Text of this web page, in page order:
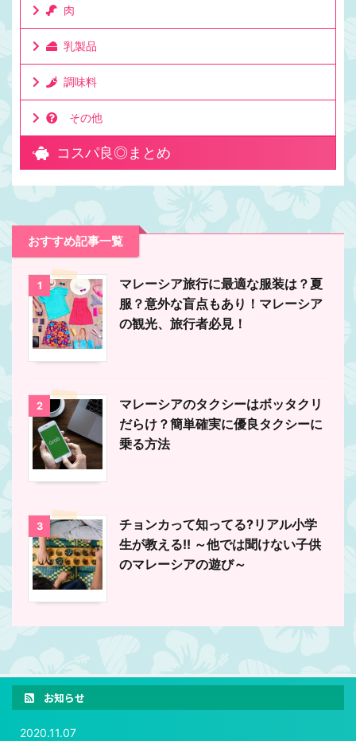
肉
乳製品
調味料
その他
コスパ良◎まとめ
おすすめ記事一覧
1
マレーシア旅行に最適な服装は？夏
服？意外な盲点もあり！マレーシア
の観光、旅行者必見！
2
マレーシアのタクシーはボッタクリ
だらけ？簡単確実に優良タクシーに
乗る方法
3
チョンカって知ってる?リアル小学
生が教える!! ～他では聞けない子供
のマレーシアの遊び～
お知らせ
2020.11.07